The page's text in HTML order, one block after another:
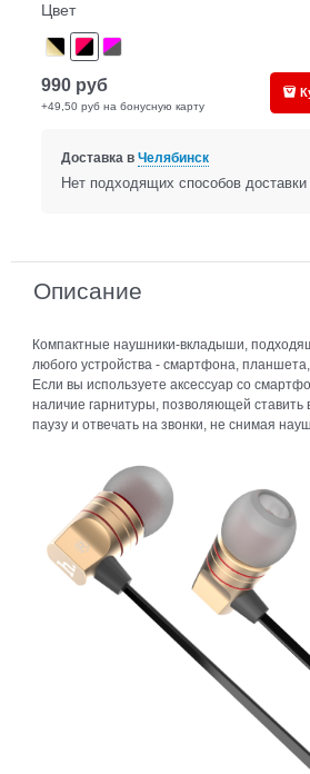
Цвет
990 руб
+49,50 руб на бонусную карту
Доставка в Челябинск
Нет подходящих способов доставки
Описание
Компактные наушники-вкладыши,
любого устройства - смартфона,
Если вы используете аксессуар со
наличие гарнитуры, позволяющей ставить
паузу и отвечать на звонки, не снимая